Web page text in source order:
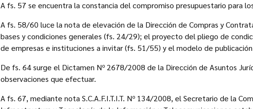
A fs. 57 se encuentra la constancia del compromiso presupuestario para
A fs. 58/60 luce la nota de elevación de la Dirección de Compras y
bases y condiciones generales (fs. 24/29); el proyecto del pliego de
de empresas e instituciones a invitar (fs. 51/55) y el modelo de
De fs. 64 surge el Dictamen Nº 2678/2008 de la Dirección de Asuntos
observaciones que efectuar.
A fs. 67, mediante nota S.C.A.F.I.T.I.T. Nº 134/2008, el Secretario de la